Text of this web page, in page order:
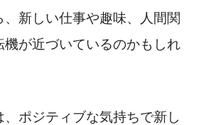
、新しい仕事や趣味、人間関
機が近づいているのかもしれ
、ポジティブな気持ちで新し